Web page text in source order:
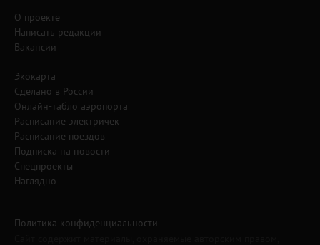
О проекте
Написать редакции
Вакансии
Экокарта
Сделано в России
Онлайн-табло аэропорта
Расписание электричек
Расписание поездов
Подписка на новости
Спецпроекты
Наглядно
Политика конфиденциальности